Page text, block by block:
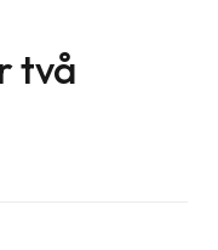
två